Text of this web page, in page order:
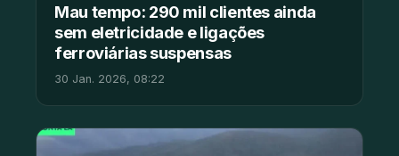
Mau tempo: 290 mil clientes ainda
sem eletricidade e ligações
ferroviárias suspensas
30 Jan. 2026, 08:22